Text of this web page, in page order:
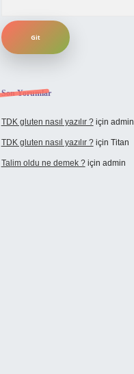
Son Yorumlar
TDK gluten nasıl yazılır ?için admin
TDK gluten nasıl yazılır ?için Titan
Talim oldu ne demek ?için admin